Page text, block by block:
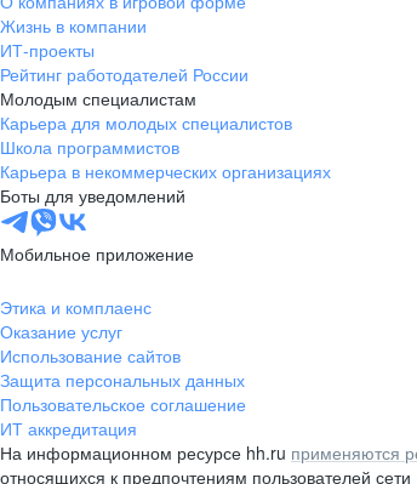
Жизнь в компании
ИТ-проекты
Рейтинг работодателей России
Молодым специалистам
Карьера для молодых специалистов
Школа программистов
Карьера в некоммерческих организациях
Боты для уведомлений
Мобильное приложение
Этика и комплаенс
Оказание услуг
Использование сайтов
Защита персональных данных
Пользовательское соглашение
ИТ аккредитация
На информационном ресурсе hh.ru применяются
относящихся к предпочтениям пользователей